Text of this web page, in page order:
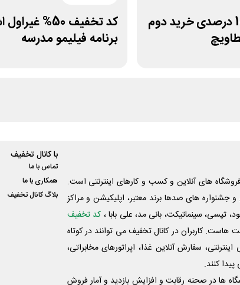
کد تخفیف 10 درصدی خرید دوم
کد تخفیف 50%
برنامه فیلیمو مدرسه
های آنلاین و کسب و‌ کارهای اینترنتی است.
های صدها برند معتبر، اپلیکیشن و مراکز
تپسی، سینماتیکت، بانی مد، علی‌ بابا ، کد تخفیف
‌هاست. کاربران در کانال تخفیف می توانند در کوتاه
سفارش آنلاین غذا، اپراتورهای مخابراتی،
کنند.
ها در صحنه رقابت و افزایش بازدید و آمار فروش
با کانال تخفیف
تماس با ما
همکاری با ما
بلاگ کانال تخفیف